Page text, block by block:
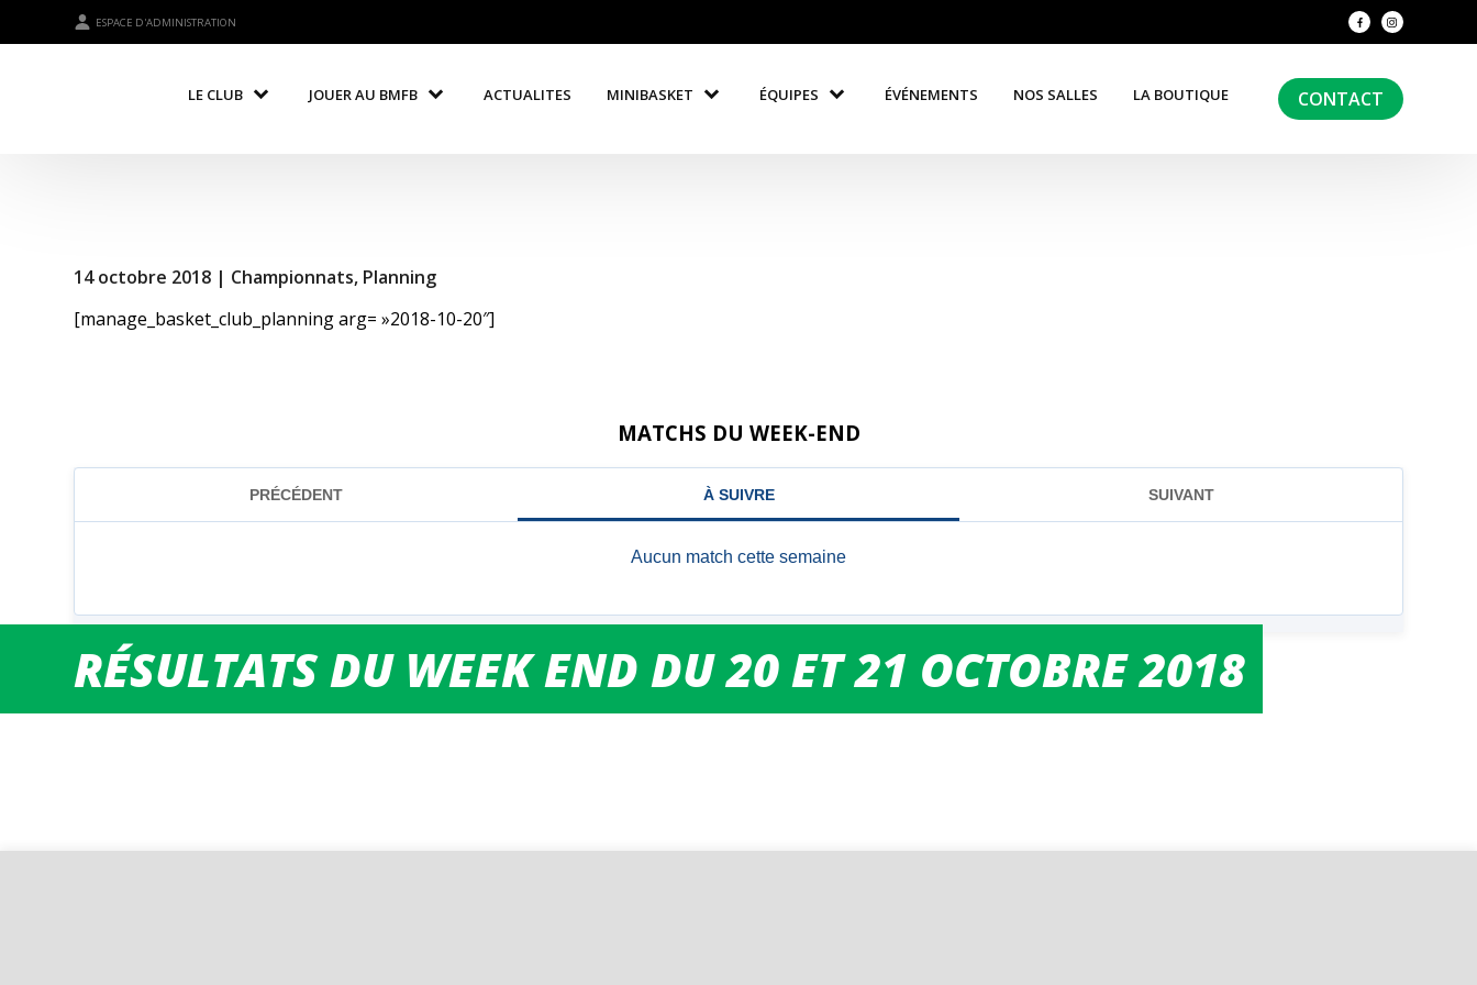
ESPACE D'ADMINISTRATION
LE CLUB JOUER AU BMFB ACTUALITES MINIBASKET ÉQUIPES ÉVÉNEMENTS NOS SALLES LA BOUTIQUE CONTACT
RÉSULTATS DU WEEK END DU 20 ET 21 OCTOBRE 2018
14 octobre 2018 | Championnats, Planning
[manage_basket_club_planning arg= »2018-10-20″]
MATCHS DU WEEK-END